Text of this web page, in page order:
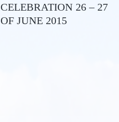
CELEBRATION 26 – 27
OF JUNE 2015